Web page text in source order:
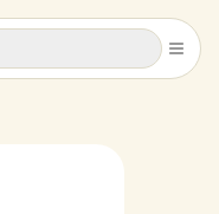
キャンセル
キャンセル